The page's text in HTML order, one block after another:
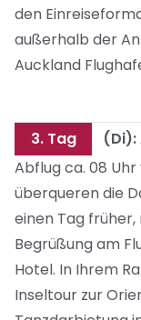
den
außerhalb der
Auckland
3. Tag
(Di):
Abflug ca. 08
überqueren die
einen Tag
Begrüßung am
Hotel. In Ihrem
Inseltour zur